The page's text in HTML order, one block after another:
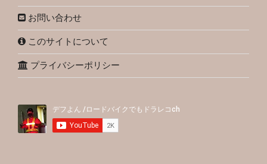
お問い合わせ
このサイトについて
プライバシーポリシー